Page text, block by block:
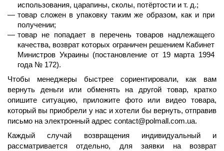
использования, царапины, сколы, потёртости и т. д.;
товар сложен в упаковку таким же образом, как и при
получении;
товар не попадает в перечень товаров надлежащего
качества, возврат которых ограничен решением Кабинет
Министров Украины (постановление от 19 марта 1994
года № 172).
Чтобы менеджеры быстрее сориентировали, как вам
вернуть деньги или обменять на другой товар, кратко
опишите ситуацию, приложите фото или видео товара,
который вы приобрели у нас и хотели бы вернуть, отправив
письмо на электронный адрес contact@polmall.com.ua.
Каждый случай возвращения индивидуальный и
рассматривается отдельно, для заявки на возврат